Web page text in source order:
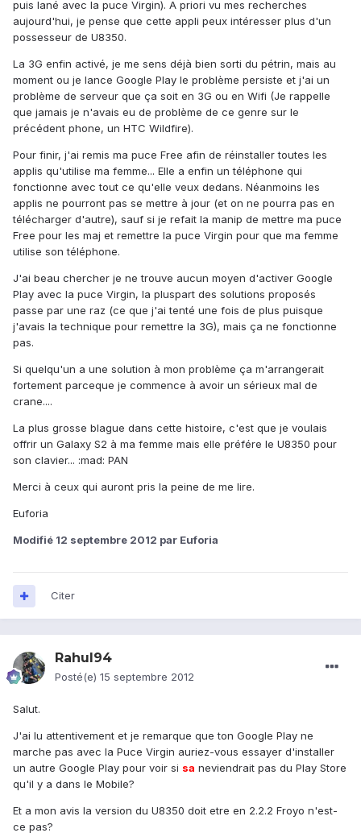
puis lané avec la puce Virgin). A priori vu mes recherches
aujourd'hui, je pense que cette appli peux intéresser plus d'un
possesseur de U8350.
La 3G enfin activé, je me sens déjà bien sorti du pétrin, mais au
moment ou je lance Google Play le problème persiste et j'ai un
problème de serveur que ça soit en 3G ou en Wifi (Je rappelle
que jamais je n'avais eu de problème de ce genre sur le
précédent phone, un HTC Wildfire).
Pour finir, j'ai remis ma puce Free afin de réinstaller toutes les
applis qu'utilise ma femme... Elle a enfin un téléphone qui
fonctionne avec tout ce qu'elle veux dedans. Néanmoins les
applis ne pourront pas se mettre à jour (et on ne pourra pas en
télécharger d'autre), sauf si je refait la manip de mettre ma puce
Free pour les maj et remettre la puce Virgin pour que ma femme
utilise son téléphone.
J'ai beau chercher je ne trouve aucun moyen d'activer Google
Play avec la puce Virgin, la pluspart des solutions proposés
passe par une raz (ce que j'ai tenté une fois de plus puisque
j'avais la technique pour remettre la 3G), mais ça ne fonctionne
pas.
Si quelqu'un a une solution à mon problème ça m'arrangerait
fortement parceque je commence à avoir un sérieux mal de
crane....
La plus grosse blague dans cette histoire, c'est que je voulais
offrir un Galaxy S2 à ma femme mais elle préfére le U8350 pour
son clavier... :mad: PAN
Merci à ceux qui auront pris la peine de me lire.
Euforia
Modifié 12 septembre 2012 par Euforia
Citer
Rahul94
Posté(e) 15 septembre 2012
Salut.
J'ai lu attentivement et je remarque que ton Google Play ne
marche pas avec la Puce Virgin auriez-vous essayer d'installer
un autre Google Play pour voir si sa neviendrait pas du Play Store
qu'il y a dans le Mobile?
Et a mon avis la version du U8350 doit etre en 2.2.2 Froyo n'est-
ce pas?